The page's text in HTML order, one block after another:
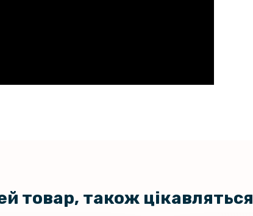
товар, також цікавляться